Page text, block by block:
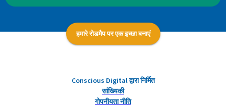
हमारे रोडमैप पर एक इच्छा बनाएं
Conscious Digital द्वारा निर्मित
सांख्यिकी
गोपनीयता नीति